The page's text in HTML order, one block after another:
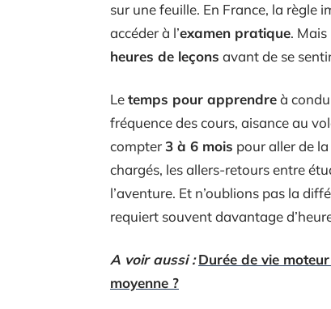
sur une feuille. En France, la règle
accéder à l’examen pratique.
heures de leçons avant de se
Letemps pour apprendreà
fréquence des cours, aisance au
compter3 à 6 mois pour aller de
chargés, les allers-retours entre
l’aventure. Et n’oublions pas la
requiert souvent davantage
A voir aussi : Durée de vie
moyenne ?